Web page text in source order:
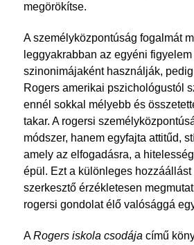
megörökítse.
A személyközpontúság fogalmát
leggyakrabban az egyéni
szinonimájaként használják,
Rogers amerikai pszichológustól
ennél sokkal mélyebb és
takar. A rogersi
módszer, hanem egyfajta attitűd,
amely az elfogadásra, a
épül. Ezt a különleges hozzáállást
szerkesztő érzékletesen
rogersi gondolat élő valósággá
ARogers iskola csodája című